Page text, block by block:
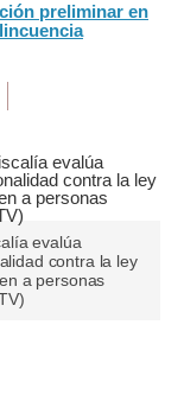
preliminar en
evalúa
contra la ley
a personas